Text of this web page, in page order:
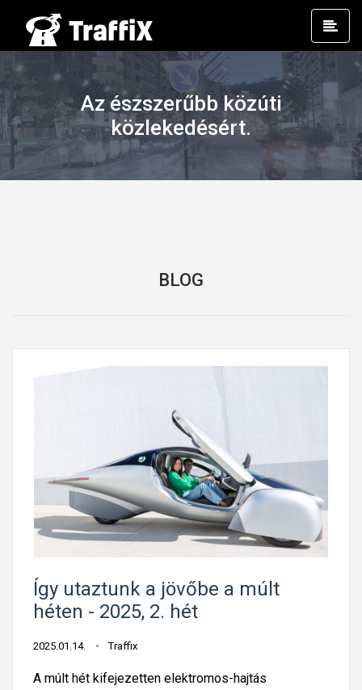
Az észszerűbb közúti
közlekedésért.
BLOG
Így utaztunk a jövőbe a múlt
héten - 2025, 2. hét
2025.01.14. Traffix
A múlt hét kifejezetten elektromos-hajtás